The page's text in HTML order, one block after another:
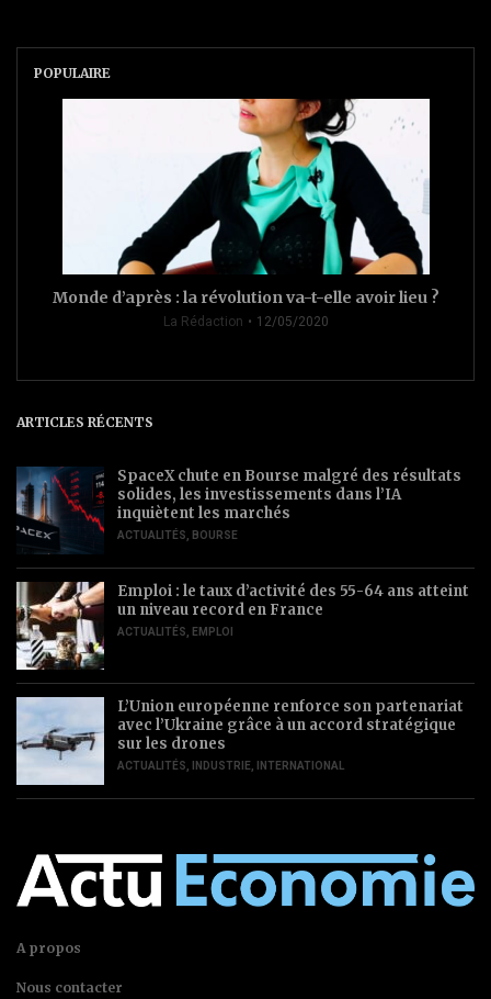
POPULAIRE
Monde d’après : la révolution va-t-elle avoir lieu ?
La Rédaction 12/05/2020
ARTICLES RÉCENTS
SpaceX chute en Bourse malgré des résultats
solides, les investissements dans l’IA
inquiètent les marchés
ACTUALITÉS BOURSE
Emploi : le taux d’activité des 55-64 ans atteint
un niveau record en France
ACTUALITÉS EMPLOI
L’Union européenne renforce son partenariat
avec l’Ukraine grâce à un accord stratégique
sur les drones
ACTUALITÉS INDUSTRIE INTERNATIONAL
A propos
Nous contacter